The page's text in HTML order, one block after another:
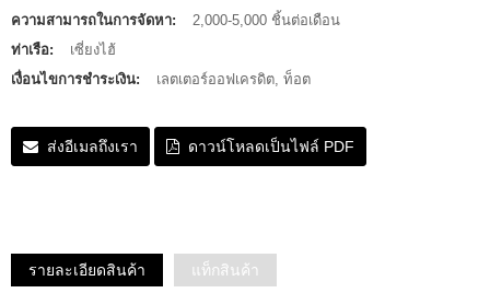
ความสามารถในการจัดหา:
2,000-5,000 ชิ้นต่อเดือน
ท่าเรือ:
เซี่ยงไฮ้
เงื่อนไขการชำระเงิน:
เลตเตอร์ออฟเครดิต, ท็อต
ส่งอีเมลถึงเรา ดาวน์โหลดเป็นไฟล์ PDF
รายละเอียดสินค้า แท็กสินค้า